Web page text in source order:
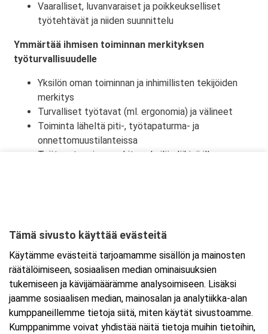
Vaaralliset, luvanvaraiset ja poikkeukselliset
työtehtävät ja niiden suunnittelu
Ymmärtää ihmisen toiminnan merkityksen
työturvallisuudelle
Yksilön oman toiminnan ja inhimillisten tekijöiden
merkitys
Turvalliset työtavat (ml. ergonomia) ja välineet
Toiminta läheltä piti-, työtapaturma- ja
onnettomuustilanteissa
Työtapaturmien merkitys yksilön lähipiirille,
Ajankohta
Alkaa:15.7.2026 08:30
Päättyy:15.7.2026 16:00
Lisää tapahtuma kalenteriisi
Tämä sivusto käyttää evästeitä
Käytämme evästeitä tarjoamamme sisällön ja mainosten
räätälöimiseen, sosiaalisen median ominaisuuksien
tukemiseen ja kävijämäärämme analysoimiseen. Lisäksi
jaamme sosiaalisen median, mainosalan ja analytiikka-alan
kumppaneillemme tietoja siitä, miten käytät sivustoamme.
Kumppanimme voivat yhdistää näitä tietoja muihin tietoihin,